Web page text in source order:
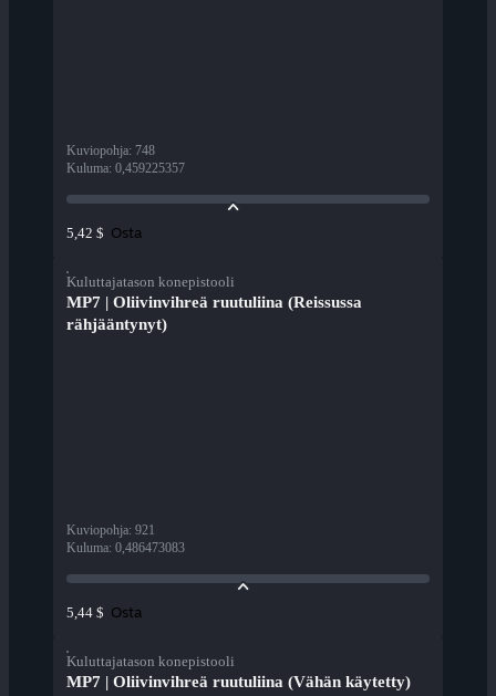
Kuviopohja: 748
Kuluma: 0,459225357
5,42 $ Osta
Kuluttajatason konepistooli
MP7 | Oliivinvihreä ruutuliina (Reissussa
rähjääntynyt)
Kuviopohja: 921
Kuluma: 0,486473083
5,44 $ Osta
Kuluttajatason konepistooli
MP7 | Oliivinvihreä ruutuliina (Vähän käytetty)